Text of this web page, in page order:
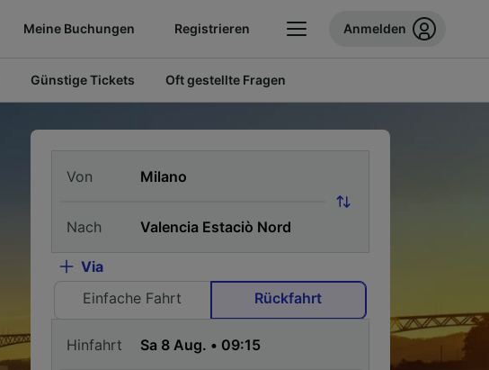
Meine Buchungen Registrieren Anmelden
Günstige Tickets Oft gestellte Fragen
Von
Nach
Via
Einfache Fahrt
Rückfahrt
Hinfahrt